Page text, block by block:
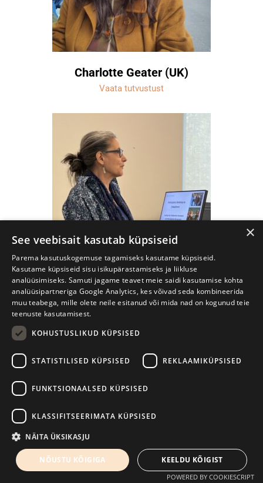
Charlotte Geater (UK)
Vaata tutvustust
Debra Vidali (USA)
Vaata tutvustust
×
See veebisait kasutab küpsiseid
Parema kasutuskogemuse tagamiseks kasutame küpsiseid.
Kasutame küpsiseid sisu isikupärastamiseks ja liikluse
analüüsimiseks. Samuti jagame teavet meie saidi kasutamise kohta
analüüsipartneriga Google Analytics, kes võivad seda kombineerida
muu teabega, mille olete neile esitanud või mida nad on kogunud teie
teenuste kasutamisest.
KOHUSTUSLIKUD KÜPSISED
STATISTILISED KÜPSISED REKLAAMIKÜPSISED
FUNKTSIONAALSED KÜPSISED
KLASSIFITSEERIMATA KÜPSISED
NÄITA ÜKSIKASJU
NÕUSTU KÕIGIGA KEELDU KÕIGIST
POWERED BY COOKIESCRIPT